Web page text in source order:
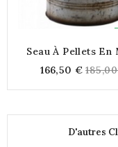
Seau À Pellets En
Récupérateur
Poussières
166,50 €
price
D'autres